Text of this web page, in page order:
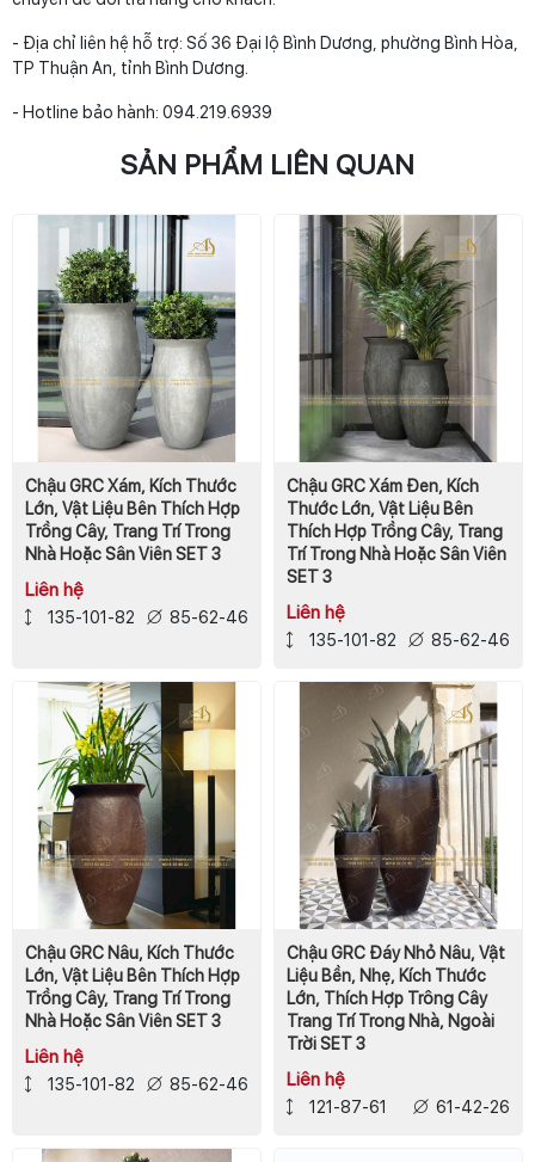
- Địa chỉ liên hệ hỗ trợ: Số 36 Đại lộ Bình Dương, phường Bình Hòa,
TP Thuận An, tỉnh Bình Dương.
- Hotline bảo hành: 094.219.6939
SẢN PHẨM LIÊN QUAN
Chậu GRC Xám, Kích Thước
Lớn, Vật Liệu Bên Thích Hợp
Trồng Cây, Trang Trí Trong
Nhà Hoặc Sân Viên SET 3
Liên hệ
135-101-82 85-62-46
Chậu GRC Xám Đen, Kích
Thước Lớn, Vật Liệu Bên
Thích Hợp Trồng Cây, Trang
Trí Trong Nhà Hoặc Sân Viên
SET 3
Liên hệ
135-101-82 85-62-46
Chậu GRC Nâu, Kích Thước
Lớn, Vật Liệu Bên Thích Hợp
Trồng Cây, Trang Trí Trong
Nhà Hoặc Sân Viên SET 3
Liên hệ
135-101-82 85-62-46
Chậu GRC Đáy Nhỏ Nâu, Vật
Liệu Bền, Nhẹ, Kích Thước
Lớn, Thích Hợp Trông Cây
Trang Trí Trong Nhà, Ngoài
Trời SET 3
Liên hệ
121-87-61 61-42-26